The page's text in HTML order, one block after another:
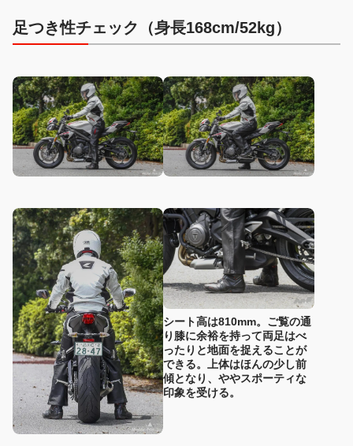
足つき性チェック（身長168cm/52kg）
シート高は810mm。ご覧の通
り膝に余裕を持って両足はべ
ったりと地面を捉えることが
できる。上体はほんの少し前
傾となり、ややスポーティな
印象を受ける。